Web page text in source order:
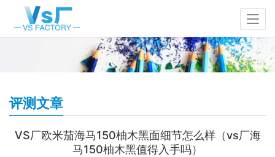
评测文章
VS厂欧米茄海马150柚木黑面细节怎么样（vs厂海
马150柚木黑值得入手吗）